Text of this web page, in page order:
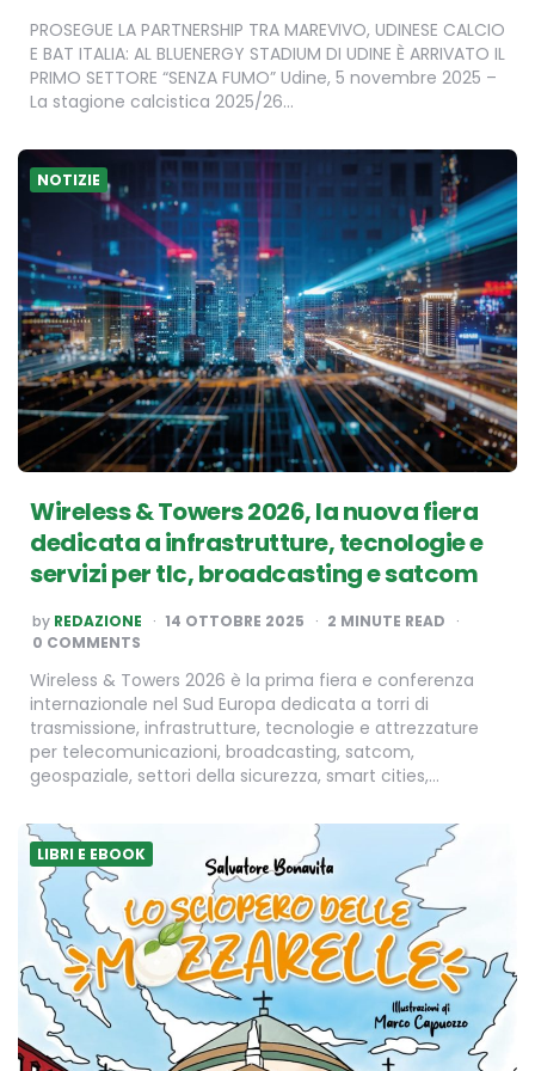
PROSEGUE LA PARTNERSHIP TRA MAREVIVO, UDINESE CALCIO
E BAT ITALIA: AL BLUENERGY STADIUM DI UDINE È ARRIVATO IL
PRIMO SETTORE “SENZA FUMO” Udine, 5 novembre 2025 –
La stagione calcistica 2025/26…
NOTIZIE
Wireless & Towers 2026, la nuova fiera
dedicata a infrastrutture, tecnologie e
servizi per tlc, broadcasting e satcom
POSTED
BY
by REDAZIONE 14 OTTOBRE 2025 2 MINUTE READ
0 COMMENTS
Wireless & Towers 2026 è la prima fiera e conferenza
internazionale nel Sud Europa dedicata a torri di
trasmissione, infrastrutture, tecnologie e attrezzature
per telecomunicazioni, broadcasting, satcom,
geospaziale, settori della sicurezza, smart cities,…
LIBRI E EBOOK